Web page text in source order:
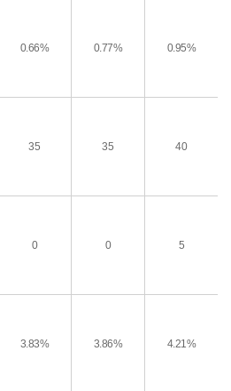
0.66% 0.77% 0.95%
35 35 40
0 0 5
3.83% 3.86% 4.21%